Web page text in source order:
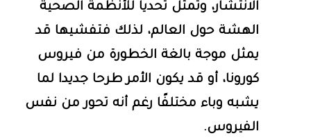
الانتشار، وتمثل تحديا للأنظمة الصحية
الهشة حول العالم، لذلك فتفشيها قد
يمثل موجة بالغة الخطورة من فيروس
كورونا، أو قد يكون الأمر طرحا جديدا لما
يشبه وباء مختلفًا رغم أنه تحور من نفس
الفيروس.